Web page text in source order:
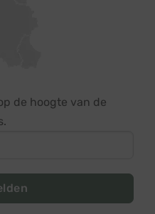
de hoogte van de